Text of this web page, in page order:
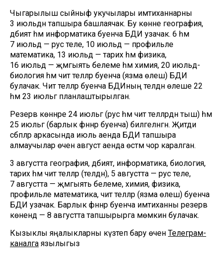
Чыгарылыш сыйныф укучылары имтиханнарны
3 июльдән тапшыра башлаячак. Бу көнне география,
әдәбият һәм информатика буенча БДИ узачак. 6 һәм
7 июльдә — рус теле, 10 июльдә — профильле
математика, 13 июльдә — тарих һәм физика,
16 июльдә — җәмгыять белеме һәм химия, 20 июльдә-
биология һәм чит телләр буенча (язма өлеш) БДИ
булачак. Чит телләр буенча БДИның телдән өлеше 22
һәм 23 июльгә планлаштырылган.
Резерв көннәре 24 июльгә (рус һәм чит телләрдән тыш) һәм
25 июльгә (барлык фәннәр буенча) билгеләнгән. Җитди
сәбәпләр аркасында июль аенда БДИ тапшыра
алмаучылар өчен август аенда өстәмә чор каралган.
3 августта география, әдәбият, информатика, биология,
тарих һәм чит телләр (телдән), 5 августта — рус теле,
7 августта — җәмгыять белеме, химия, физика,
профильле математика, чит телләр (язма өлеш) буенча
БДИ узачак. Барлык фәннәр буенча имтиханны резерв
көнендә — 8 августта тапшырырга мөмкин булачак.
Кызыклы яңалыкларны күзәтеп бару өчен Телеграм-
каналга язылыгыз